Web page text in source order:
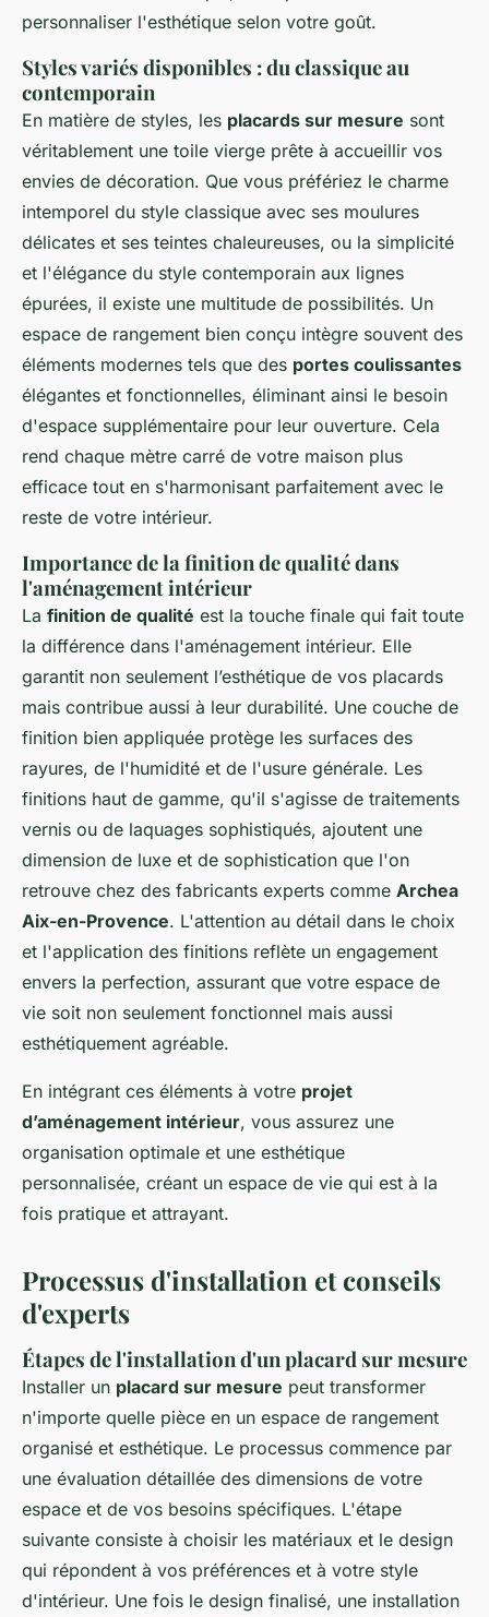
personnaliser l'esthétique selon votre goût.
Styles variés disponibles : du classique au
contemporain
En matière de styles, les placards sur mesure sont
véritablement une toile vierge prête à accueillir vos
envies de décoration. Que vous préfériez le charme
intemporel du style classique avec ses moulures
délicates et ses teintes chaleureuses, ou la simplicité
et l'élégance du style contemporain aux lignes
épurées, il existe une multitude de possibilités. Un
espace de rangement bien conçu intègre souvent des
éléments modernes tels que des portes coulissantes
élégantes et fonctionnelles, éliminant ainsi le besoin
d'espace supplémentaire pour leur ouverture. Cela
rend chaque mètre carré de votre maison plus
efficace tout en s'harmonisant parfaitement avec le
reste de votre intérieur.
Importance de la finition de qualité dans
l'aménagement intérieur
La finition de qualité est la touche finale qui fait toute
la différence dans l'aménagement intérieur. Elle
garantit non seulement l’esthétique de vos placards
mais contribue aussi à leur durabilité. Une couche de
finition bien appliquée protège les surfaces des
rayures, de l'humidité et de l'usure générale. Les
finitions haut de gamme, qu'il s'agisse de traitements
vernis ou de laquages sophistiqués, ajoutent une
dimension de luxe et de sophistication que l'on
retrouve chez des fabricants experts comme Archea
Aix-en-Provence. L'attention au détail dans le choix
et l'application des finitions reflète un engagement
envers la perfection, assurant que votre espace de
vie soit non seulement fonctionnel mais aussi
esthétiquement agréable.
En intégrant ces éléments à votre projet
d’aménagement intérieur, vous assurez une
organisation optimale et une esthétique
personnalisée, créant un espace de vie qui est à la
fois pratique et attrayant.
Processus d'installation et conseils
d'experts
Étapes de l'installation d'un placard sur mesure
Installer un placard sur mesure peut transformer
n'importe quelle pièce en un espace de rangement
organisé et esthétique. Le processus commence par
une évaluation détaillée des dimensions de votre
espace et de vos besoins spécifiques. L'étape
suivante consiste à choisir les matériaux et le design
qui répondent à vos préférences et à votre style
d'intérieur. Une fois le design finalisé, une installation